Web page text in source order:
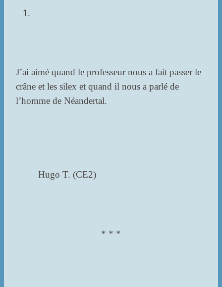
J’ai aimé quand le professeur nous a fait passer le
crâne et les silex et quand il nous a parlé de
l’homme de Néandertal.
Hugo T. (CE2)
* * *